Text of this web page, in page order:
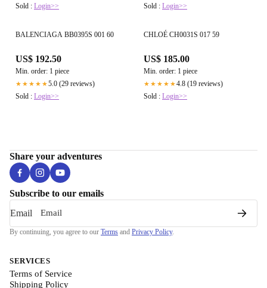
Sold : Login>>
Sold : Login>>
BALENCIAGA BB0395S 001 60
US$ 192.50
Min. order: 1 piece
★★★★★5.0 (29 reviews)
Sold : Login>>
CHLOÉ CH0031S 017 59
US$ 185.00
Min. order: 1 piece
★★★★★4.8 (19 reviews)
Sold : Login>>
Share your adventures
Subscribe to our emails
Email
By continuing, you agree to our Terms and Privacy Policy.
SERVICES
Terms of Service
Shipping Policy